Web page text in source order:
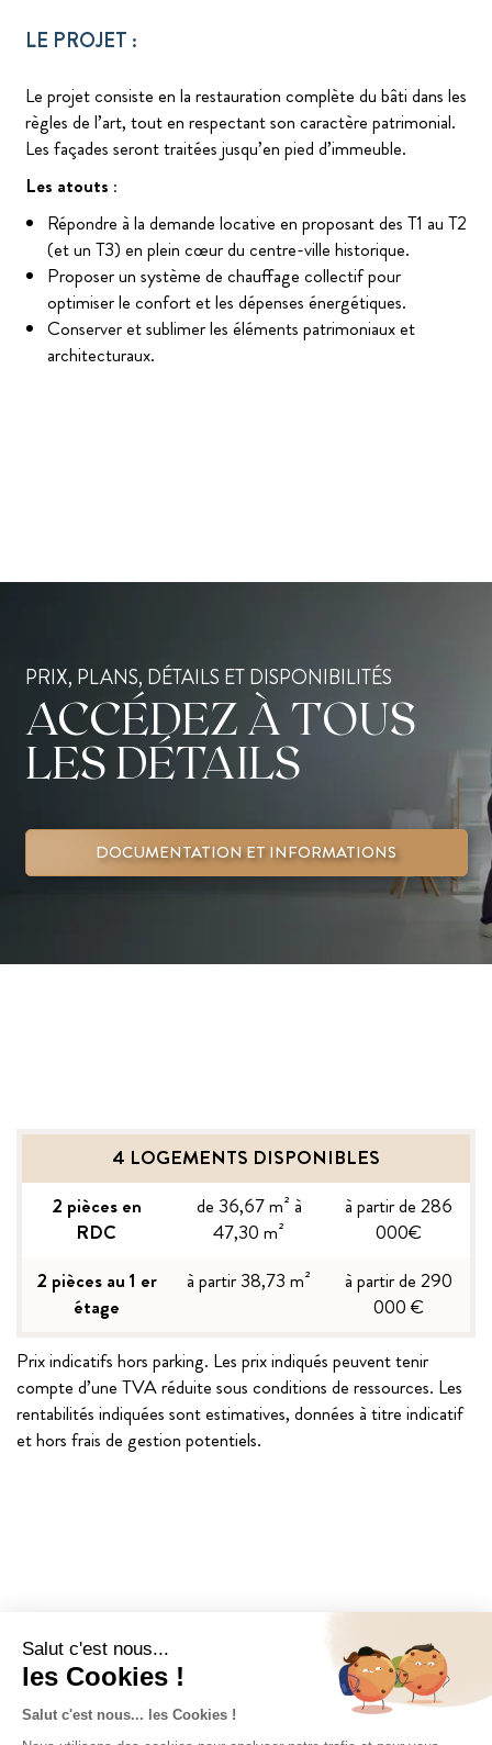
LE PROJET :
Le projet consiste en la restauration complète du bâti dans les
règles de l’art, tout en respectant son caractère patrimonial.
Les façades seront traitées jusqu’en pied d’immeuble.
Les atouts :
Répondre à la demande locative en proposant des T1 au T2
(et un T3) en plein cœur du centre-ville historique.
Proposer un système de chauffage collectif pour
optimiser le confort et les dépenses énergétiques.
Conserver et sublimer les éléments patrimoniaux et
architecturaux.
PRIX, PLANS, DÉTAILS ET DISPONIBILITÉS
ACCÉDEZ À TOUS
LES DÉTAILS
DOCUMENTATION ET INFORMATIONS
4 LOGEMENTS DISPONIBLES
2 pièces en
RDC
de 36,67 m² à
47,30 m²
à partir de 286
000€
2 pièces au 1 er
étage
à partir 38,73 m²
à partir de 290
000 €
Prix indicatifs hors parking. Les prix indiqués peuvent tenir
compte d’une TVA réduite sous conditions de ressources. Les
rentabilités indiquées sont estimatives, données à titre indicatif
et hors frais de gestion potentiels.
la ville de Sisteron
LA PORTE D’ENTRÉE DE LA PROVENCE